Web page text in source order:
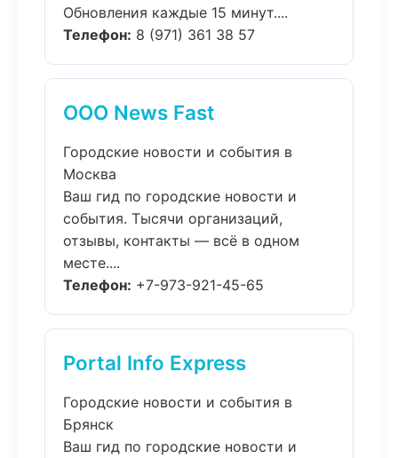
Обновления каждые 15 минут....
Телефон: 8 (971) 361 38 57
ООО News Fast
Городские новости и события в
Москва
Ваш гид по городские новости и
события. Тысячи организаций,
отзывы, контакты — всё в одном
месте....
Телефон: +7-973-921-45-65
Portal Info Express
Городские новости и события в
Брянск
Ваш гид по городские новости и